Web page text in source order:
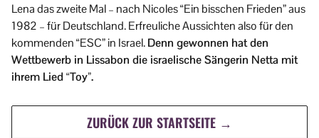
Lena das zweite Mal – nach Nicoles “Ein bisschen Frieden” aus
1982 – für Deutschland. Erfreuliche Aussichten also für den
kommenden “ESC” in Israel.Denn gewonnen hat den
Wettbewerb in Lissabon die israelische Sängerin Netta mit
ihrem Lied “Toy”.
ZURÜCK ZUR STARTSEITE →